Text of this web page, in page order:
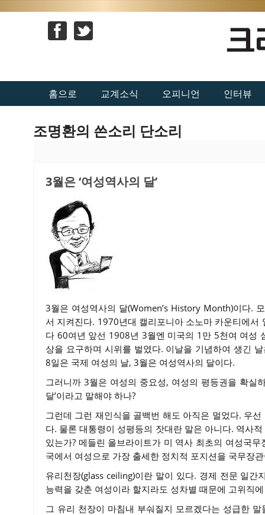
홈으로 교계소식 오피니언 인터뷰
조명환의 쓴소리 단소리
3월은 ‘여성역사의 달’
3월은 여성역사의 달(Women’s History Month)이다.
서 지켜진다. 1970년대 캘리포니아 소노마 카운티에
다 60여년 앞선 1908년 3월엔 미국의 1만 5천여 여성
상을 요구하며 시위를 벌였다. 이날을 기념하여 생긴
8일은 국제 여성의 날, 3월은 여성역사의 달이다.
그러니까 3월은 여성의 중요성, 여성의 평등권을 확실
달’이라고 말해야 하나?
그런데 그런 재인식을 골백번 해도 아직은 멀었다. 우
다. 물론 대통령이 성평등의 잣대란 말은 아니다. 역사
있는가? 메들린 올브라이트가 미 역사 최초의 여성국
국에서 여성으로 가장 출세한 정치적 포지션을 국무장
유리천장(glass ceiling)이란 말이 있다. 경제 전문 일
능력을 갖춘 여성이라 할지라도 성차별 때문에 고위직
그 유리 천장이 마침내 부숴질지 모르겠다는 성급한